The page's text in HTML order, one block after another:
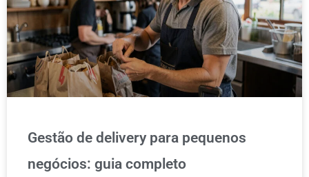
Gestão de delivery para pequenos
negócios: guia completo